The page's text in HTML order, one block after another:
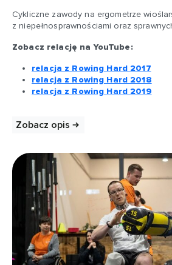
Cykliczne zawody na ergometrze
z niepełnosprawnościami oraz
Zobacz relację na YouTube:
relacja z Rowing Hard 2017
relacja z Rowing Hard 2018
relacja z Rowing Hard 2019
Zobacz opis